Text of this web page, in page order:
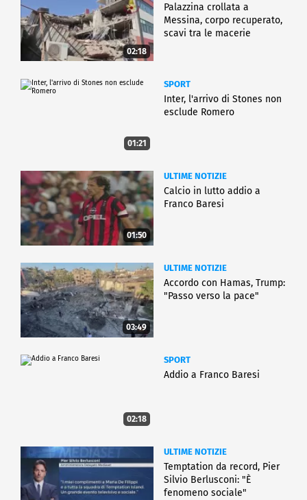
02:18
Palazzina crollata a
Messina, corpo recuperato,
scavi tra le macerie
01:21
SPORT
Inter, l'arrivo di Stones non
esclude Romero
01:50
ULTIME NOTIZIE
Calcio in lutto addio a
Franco Baresi
03:49
ULTIME NOTIZIE
Accordo con Hamas, Trump:
"Passo verso la pace"
02:18
SPORT
Addio a Franco Baresi
ULTIME NOTIZIE
Temptation da record, Pier
Silvio Berlusconi: "È
fenomeno sociale"